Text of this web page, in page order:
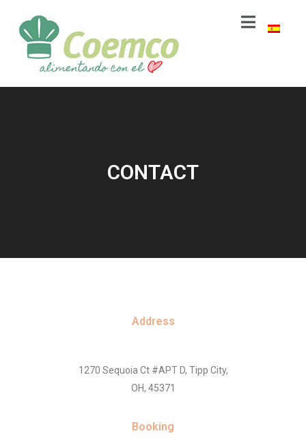
CONTACT
Address
1270 Sequoia Ct #APT D, Tipp City,
OH, 45371
Booking